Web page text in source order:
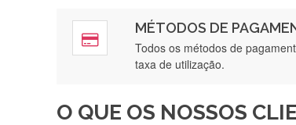
MÉTODOS DE
Todos os métodos de
taxa de utilização.
O QUE OS NOSSOSRecebi a minha